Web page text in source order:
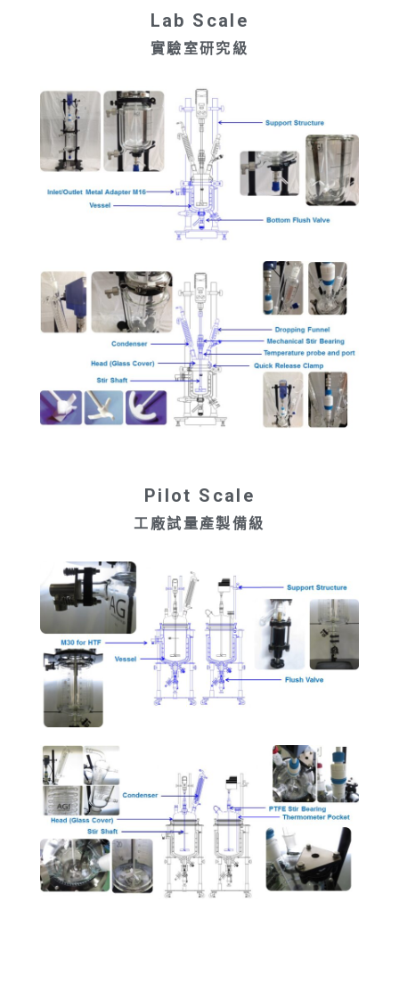
Lab Scale
實驗室研究級
Pilot Scale
工廠試量產製備級